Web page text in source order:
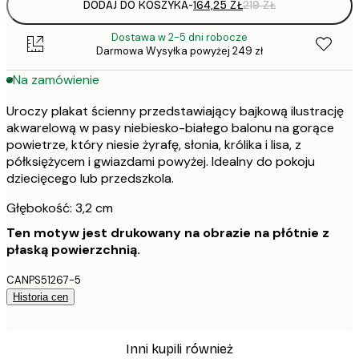
DODAJ DO KOSZYKA-164,25 ZŁ219 ZŁ
Dostawa w 2-5 dni robocze
Darmowa Wysyłka powyżej 249 zł
Na zamówienie
Uroczy plakat ścienny przedstawiający bajkową ilustrację
akwarelową w pasy niebiesko-białego balonu na gorące
powietrze, który niesie żyrafę, słonia, królika i lisa, z
półksiężycem i gwiazdami powyżej. Idealny do pokoju
dziecięcego lub przedszkola.
Głębokość: 3,2 cm
Ten motyw jest drukowany na obrazie na płótnie z
płaską powierzchnią.
CANPS51267-5
Historia cen
Inni kupili również